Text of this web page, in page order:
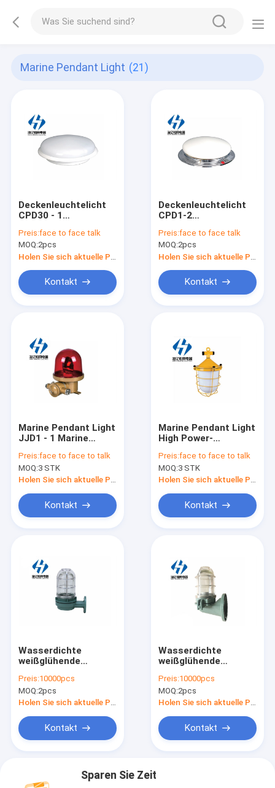
Marine Pendant Light (21)
Deckenleuchtelicht
CPD30 - 1
Marine Pendant
Lights IP20
weißglühendes
Preis:face to face talk
MOQ:2pcs
Kontakt
Deckenleuchtelicht
CPD1-2
Marine Pendant
Lights IP20
weißglühendes
Preis:face to face talk
MOQ:2pcs
Kontakt
Marine Pendant Light
JJD1 - 1 Marine
Light Stainless-Stahl
der hohen Leistung
IP55
Preis:face to face to talk
MOQ:3 STK
Kontakt
Marine Pendant Light
High Power-
Marinearbeit im
Freien und
Marinelager CGD1
Preis:face to face to talk
MOQ:3 STK
Kontakt
Wasserdichte
weißglühende
Wall Lights MarinewB
- 2B 220V 60W
Preis:10000pcs
MOQ:2pcs
Holen Sie sich aktuelle Preis
Kontakt
Wasserdichte
weißglühende
Wall Lights MarinewB
- 2 220V 60W
Preis:10000pcs
MOQ:2pcs
Holen Sie sich aktuelle Preis
Kontakt
Sparen Sie Zeit